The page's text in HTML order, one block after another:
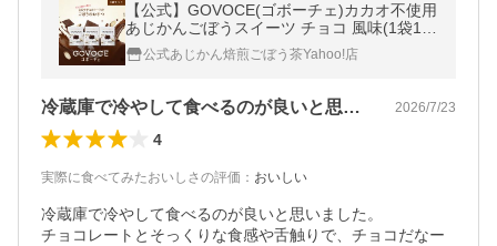
【公式】GOVOCE(ゴボーチェ)カカオ不使用
あじかんごぼうスイーツ チョコ 風味(1袋12
枚入り 3袋セット)ノンカフェイン、食物繊
維、ポリフェノール
公式あじかん焙煎ごぼう茶Yahoo!店
冷蔵庫で冷やして食べるのが良いと思いま… 2026/7/23
4
実際に食べてみたおいしさの評価 ： おいしい
冷蔵庫で冷やして食べるのが良いと思いました。
チョコレートとそっくりな食感や舌触りで、チョコだなー